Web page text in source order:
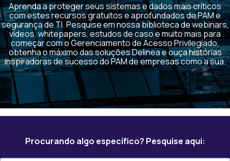
Aprenda a proteger seus sistemas e dados mais críticos
com estes recursos gratuitos e aprofundados de PAM e
segurança de TI. Pesquise em nossa biblioteca de webinars,
vídeos, whitepapers, estudos de caso e muito mais para
começar com o Gerenciamento de Acesso Privilegiado,
obtenha o máximo das soluções Delinea e ouça histórias
inspiradoras de sucesso do PAM de empresas como a sua.
Procurando algo específico? Pesquise aqui: